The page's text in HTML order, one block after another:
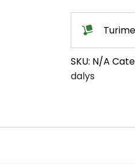
SKU: N/A
dalys